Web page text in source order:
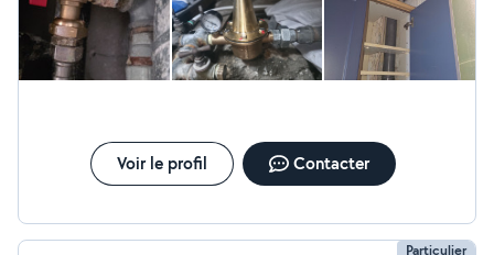
Voir le profil Contacter
Particulier